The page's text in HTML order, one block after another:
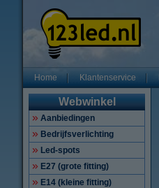
Home Klantenservice
Webwinkel
Aanbiedingen
Bedrijfsverlichting
Led-spots
E27 (grote fitting)
E14 (kleine fitting)